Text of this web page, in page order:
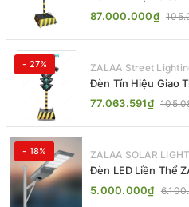
Trời ZALAA ZL-
87.000.000₫
- 27% ZALAA Street
Đèn Tín Hiệu Giao
Trời ZALAA ZL-
77.063.591₫
- 18% ZALAA SOLAR LIGHT
Đèn LED Liền Thể
TG 20W 25W 30W
5.000.000₫